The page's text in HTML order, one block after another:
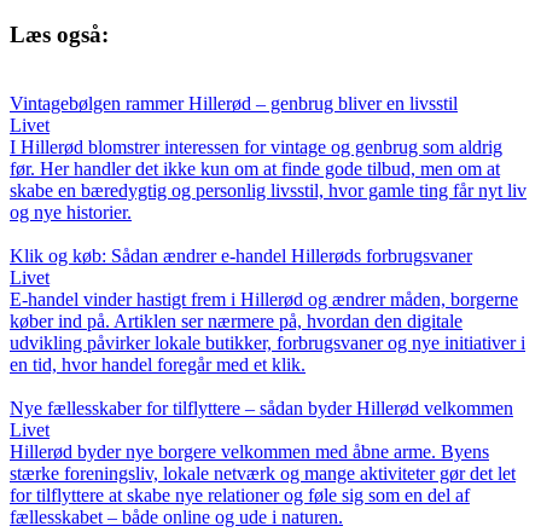
Læs også:
Vintagebølgen rammer Hillerød – genbrug bliver en livsstil
Livet
I Hillerød blomstrer interessen for vintage og genbrug som aldrig
før. Her handler det ikke kun om at finde gode tilbud, men om at
skabe en bæredygtig og personlig livsstil, hvor gamle ting får nyt liv
og nye historier.
Klik og køb: Sådan ændrer e-handel Hillerøds forbrugsvaner
Livet
E-handel vinder hastigt frem i Hillerød og ændrer måden, borgerne
køber ind på. Artiklen ser nærmere på, hvordan den digitale
udvikling påvirker lokale butikker, forbrugsvaner og nye initiativer i
en tid, hvor handel foregår med et klik.
Nye fællesskaber for tilflyttere – sådan byder Hillerød velkommen
Livet
Hillerød byder nye borgere velkommen med åbne arme. Byens
stærke foreningsliv, lokale netværk og mange aktiviteter gør det let
for tilflyttere at skabe nye relationer og føle sig som en del af
fællesskabet – både online og ude i naturen.